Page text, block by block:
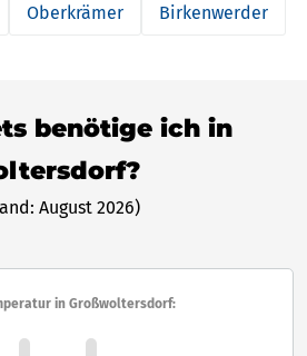
Oberkrämer Birkenwerder
benötige ich in
August 2026)
in Großwoltersdorf: